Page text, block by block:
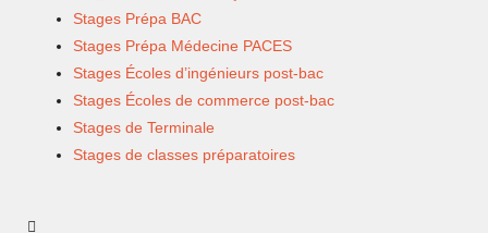
Stages Prépa BAC
Stages Prépa Médecine PACES
Stages Écoles d’ingénieurs post-bac
Stages Écoles de commerce post-bac
Stages de Terminale
Stages de classes préparatoires
Rechercher